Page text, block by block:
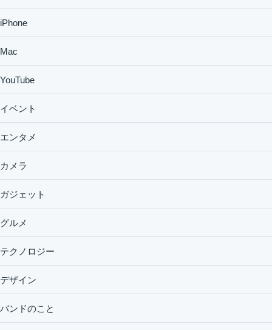
iPhone
Mac
YouTube
イベント
エンタメ
カメラ
ガジェット
グルメ
テクノロジー
デザイン
バンドのこと